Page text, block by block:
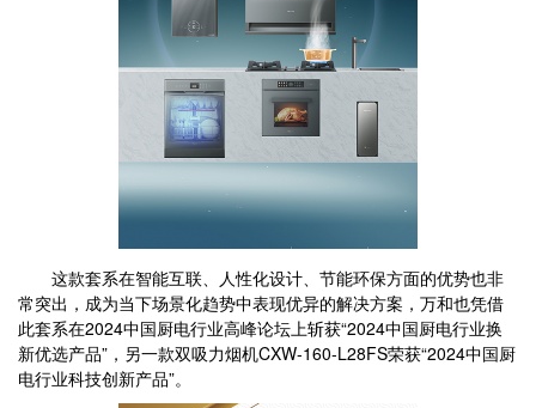
这款套系在智能互联、人性化设计、节能环保方面的优势也非
常突出，成为当下场景化趋势中表现优异的解决方案，万和也凭借
此套系在2024中国厨电行业高峰论坛上斩获“2024中国厨电行业换
新优选产品”，另一款双吸力烟机CXW-160-L28FS荣获“2024中国厨
电行业科技创新产品”。